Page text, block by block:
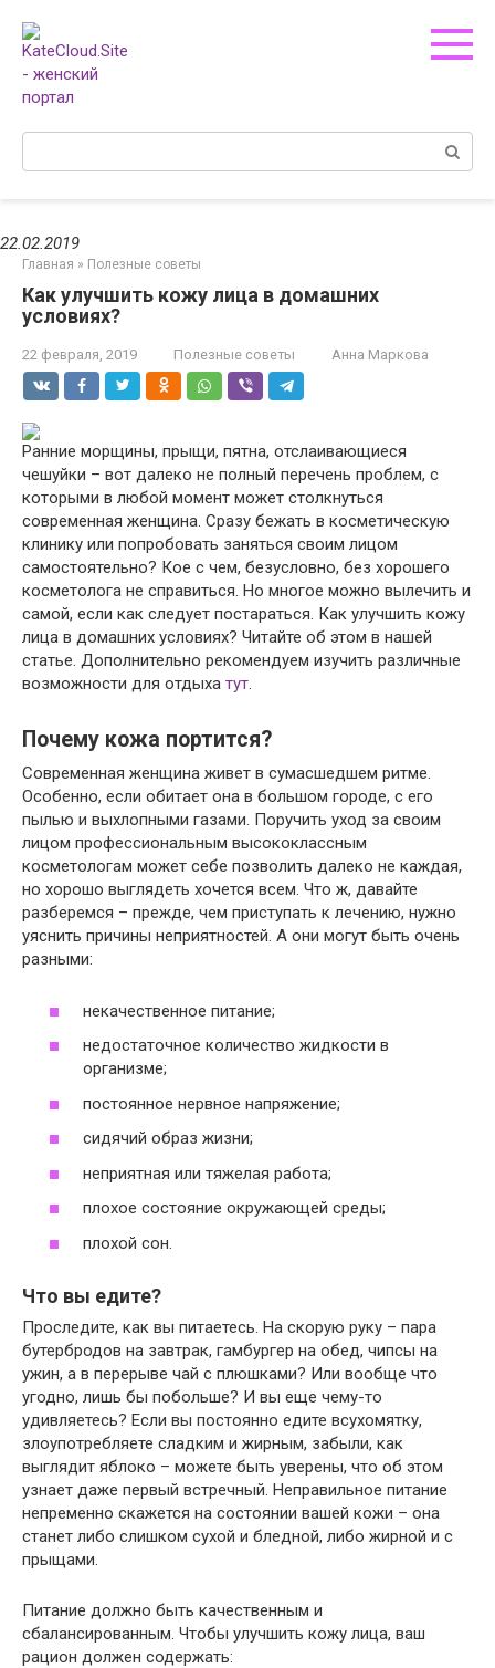
контенту
Поиск:
22.02.2019
Главная » Полезные советы
Как улучшить кожу лица в домашних
условиях?
22 февраля, 2019 Полезные советы Анна Маркова
Ранние морщины, прыщи, пятна, отслаивающиеся
чешуйки – вот далеко не полный перечень проблем, с
которыми в любой момент может столкнуться
современная женщина. Сразу бежать в косметическую
клинику или попробовать заняться своим лицом
самостоятельно? Кое с чем, безусловно, без хорошего
косметолога не справиться. Но многое можно вылечить и
самой, если как следует постараться. Как улучшить кожу
лица в домашних условиях? Читайте об этом в нашей
статье. Дополнительно рекомендуем изучить различные
возможности для отдыха тут.
Почему кожа портится?
Современная женщина живет в сумасшедшем ритме.
Особенно, если обитает она в большом городе, с его
пылью и выхлопными газами. Поручить уход за своим
лицом профессиональным высококлассным
косметологам может себе позволить далеко не каждая,
но хорошо выглядеть хочется всем. Что ж, давайте
разберемся – прежде, чем приступать к лечению, нужно
уяснить причины неприятностей. А они могут быть очень
разными:
некачественное питание;
недостаточное количество жидкости в
организме;
постоянное нервное напряжение;
сидячий образ жизни;
неприятная или тяжелая работа;
плохое состояние окружающей среды;
плохой сон.
Что вы едите?
Проследите, как вы питаетесь. На скорую руку – пара
бутербродов на завтрак, гамбургер на обед, чипсы на
ужин, а в перерыве чай с плюшками? Или вообще что
угодно, лишь бы побольше? И вы еще чему-то
удивляетесь? Если вы постоянно едите всухомятку,
злоупотребляете сладким и жирным, забыли, как
выглядит яблоко – можете быть уверены, что об этом
узнает даже первый встречный. Неправильное питание
непременно скажется на состоянии вашей кожи – она
станет либо слишком сухой и бледной, либо жирной и с
прыщами.
Питание должно быть качественным и
сбалансированным. Чтобы улучшить кожу лица, ваш
рацион должен содержать: